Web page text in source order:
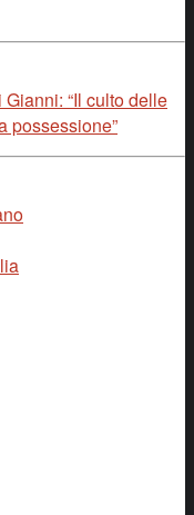
“Il culto delle
possessione”